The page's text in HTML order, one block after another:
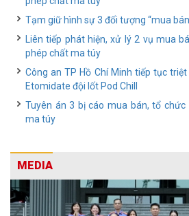
Tạm giữ hình sự 3 đối tượng “mua
Liên tiếp phát hiện, xử lý 2 vụ mua
phép chất ma túy
Công an TP Hồ Chí Minh tiếp tục
Etomidate đội lốt Pod Chill
Tuyên án 3 bị cáo mua bán, tổ
ma túy
MEDIA